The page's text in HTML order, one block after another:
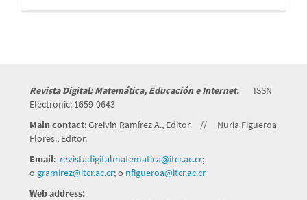
Revista Digital: Matemática, Educación e Internet.
ISSN
Electronic: 1659-0643
Main contact: Greivin Ramírez A., Editor. // Nuria Figueroa
Flores., Editor.
Email: revistadigitalmatematica@itcr.ac.cr;
o gramirez@itcr.ac.cr; o nfigueroa@itcr.ac.cr
Web address: